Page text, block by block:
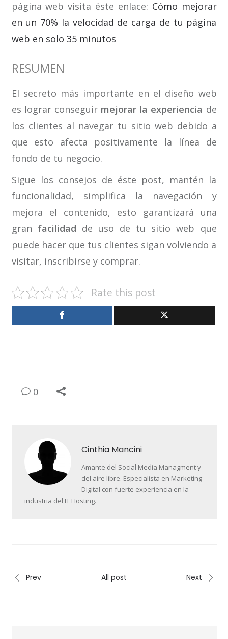
página web visita éste enlace: Cómo mejorar
en un 70% la velocidad de carga de tu página
web en solo 35 minutos
RESUMEN
El secreto más importante en el diseño web
es lograr conseguir mejorar la experiencia de
los clientes al navegar tu sitio web debido a
que esto afecta positivamente la línea de
fondo de tu negocio.
Sigue los consejos de éste post, mantén la
funcionalidad, simplifica la navegación y
mejora el contenido, esto garantizará una
gran facilidad de uso de tu sitio web que
puede hacer que tus clientes sigan volviendo a
visitar, inscribirse y comprar.
Rate this post
0
Cinthia Mancini
Amante del Social Media Managment y
del aire libre. Especialista en Marketing
Digital con fuerte experiencia en la
industria del IT Hosting.
Prev All post Next